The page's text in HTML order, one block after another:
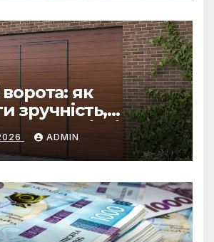
як
зручність,
довговічність
ADMIN